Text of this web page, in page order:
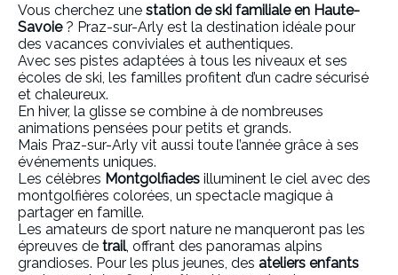
Vous cherchez une station de ski familiale en Haute-
Savoie? Praz-sur-Arly est la destination idéale pour
des vacances conviviales et authentiques.
Avec ses pistes adaptées à tous les niveaux et ses
écoles de ski, les familles profitent d’un cadre sécurisé
et chaleureux.
En hiver, la glisse se combine à de nombreuses
animations pensées pour petits et grands.
Mais Praz-sur-Arly vit aussi toute l’année grâce à ses
événements uniques.
Les célèbres Montgolfiades illuminent le ciel avec des
montgolfières colorées, un spectacle magique à
partager en famille.
Les amateurs de sport nature ne manqueront pas les
épreuves de trail, offrant des panoramas alpins
grandioses. Pour les plus jeunes, des ateliers enfants